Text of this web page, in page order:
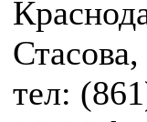
тел: